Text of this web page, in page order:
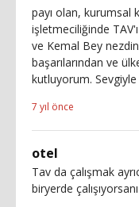
payı olan, kurumsal
işletmeciliğinde
ve Kemal Bey
başarılarından ve
kutluyorum. Sevgiyle
7 yıl önce
otel
Tav da çalışmak
biryerde